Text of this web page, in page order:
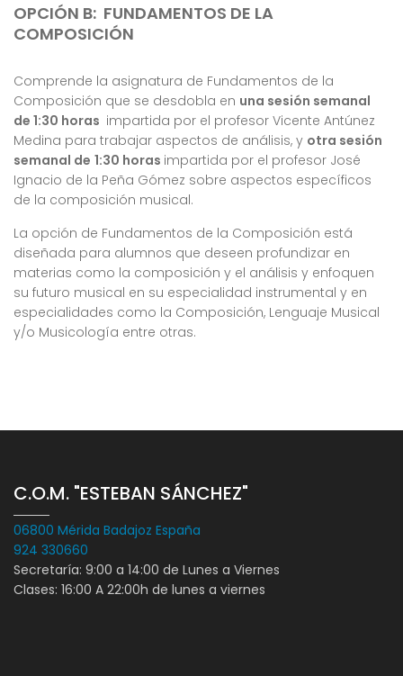
OPCIÓN B: FUNDAMENTOS DE LA
COMPOSICIÓN
Comprende la asignatura de Fundamentos de la
Composición que se desdobla en una sesión semanal
de 1:30 horas impartida por el profesor Vicente Antúnez
Medina para trabajar aspectos de análisis, y otra sesión
semanal de 1:30 horas impartida por el profesor José
Ignacio de la Peña Gómez sobre aspectos específicos
de la composición musical.
La opción de Fundamentos de la Composición está
diseñada para alumnos que deseen profundizar en
materias como la composición y el análisis y enfoquen
su futuro musical en su especialidad instrumental y en
especialidades como la Composición, Lenguaje Musical
y/o Musicología entre otras.
C.O.M. "ESTEBAN SÁNCHEZ"
06800 Mérida Badajoz España
924 330660
Secretaría: 9:00 a 14:00 de Lunes a Viernes
Clases: 16:00 A 22:00h de lunes a viernes